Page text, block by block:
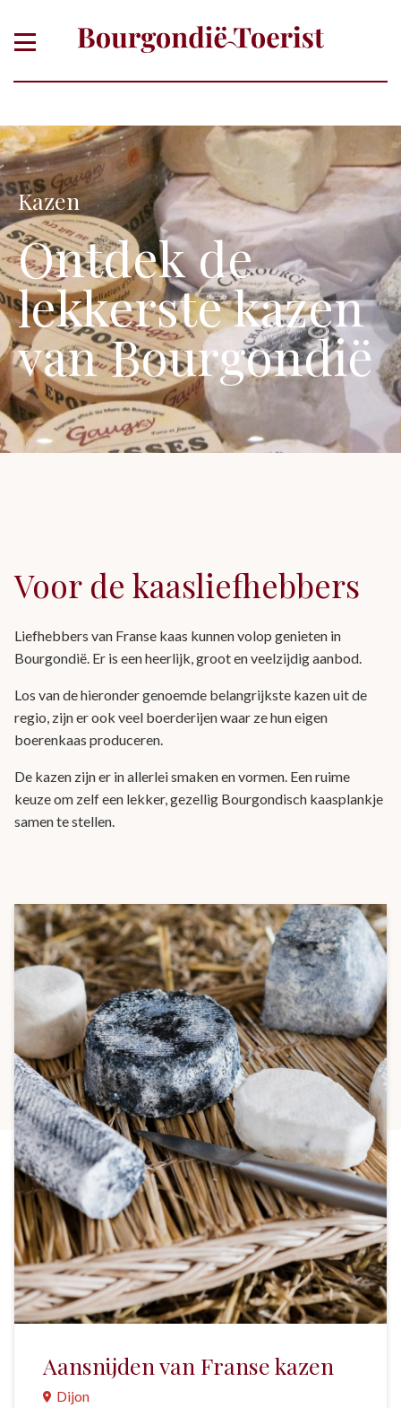
Kazen
Ontdek de
lekkerste kazen
van Bourgondië
Voor de kaasliefhebbers
Liefhebbers van Franse kaas kunnen volop genieten in
Bourgondië. Er is een heerlijk, groot en veelzijdig aanbod.
Los van de hieronder genoemde belangrijkste kazen uit de
regio, zijn er ook veel boerderijen waar ze hun eigen
boerenkaas produceren.
De kazen zijn er in allerlei smaken en vormen. Een ruime
keuze om zelf een lekker, gezellig Bourgondisch kaasplankje
samen te stellen.
Aansnijden van Franse kazen
Dijon